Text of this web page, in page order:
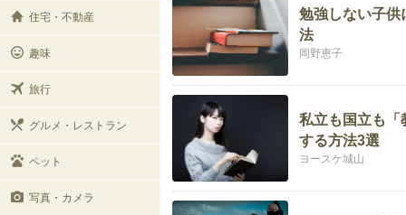
住宅・不動産
趣味
旅行
グルメ・レストラン
ペット
写真・カメラ
勉強しない子供
法
岡野恵子
私立も国立も「
する方法3選
ヨースケ城山